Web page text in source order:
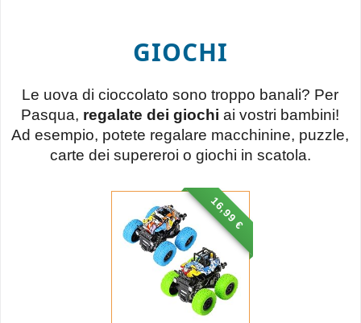
GIOCHI
Le uova di cioccolato sono troppo banali? Per
Pasqua, regalate dei giochi ai vostri bambini!
Ad esempio, potete regalare macchinine, puzzle,
carte dei supereroi o giochi in scatola.
16,99 €